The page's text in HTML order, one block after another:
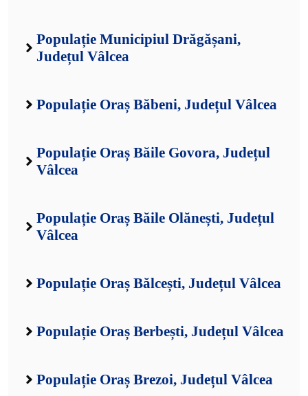
Populație Municipiul Drăgășani,
Județul Vâlcea
Populație Oraș Băbeni, Județul Vâlcea
Populație Oraș Băile Govora, Județul
Vâlcea
Populație Oraș Băile Olănești, Județul
Vâlcea
Populație Oraș Bălcești, Județul Vâlcea
Populație Oraș Berbești, Județul Vâlcea
Populație Oraș Brezoi, Județul Vâlcea